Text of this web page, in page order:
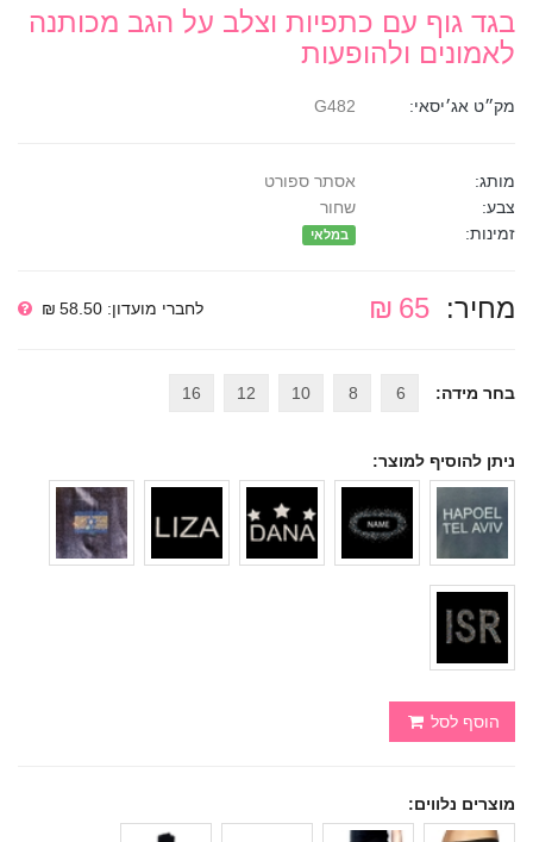
בגד גוף עם כתפיות וצלב על הגב מכותנה
לאמונים ולהופעות
מק״ט אג׳יסאי:
מותג:
אסתר ספורט
צבע:
שחור
זמינות:
במלאי
מחיר: 65 ₪ לחברי מועדון: 58.50 ₪
בחר מידה: 6
8
10
12
16
ניתן להוסיף למוצר:
הוסף לסל
מוצרים נלווים: